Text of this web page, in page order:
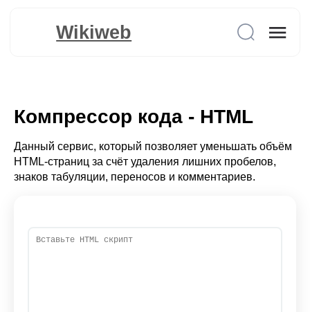
Wikiweb
Компрессор кода - HTML
Данный сервис, который позволяет уменьшать объём
HTML-страниц за счёт удаления лишних пробелов,
знаков табуляции, переносов и комментариев.